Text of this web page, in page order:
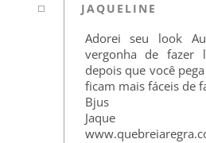
JAQUELINE
Adorei seu look
vergonha de fazer
depois que você
ficam mais fáceis de
Bjus
Jaque